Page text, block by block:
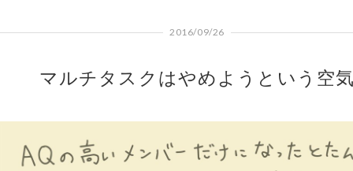
2016/09/26
マルチタスクはやめようという空